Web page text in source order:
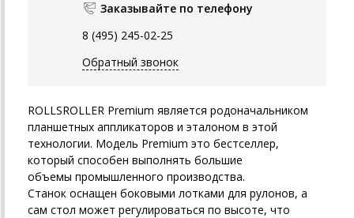
Заказывайте по телефону
8 (495) 245-02-25
Обратный звонок
ROLLSROLLER Premium является родоначальником
планшетных аппликаторов и эталоном в этой
технологии. Модель Premium это бестселлер,
который способен выполнять большие
объемы промышленного производства.
Станок оснащен боковыми лотками для рулонов, а
сам стол может регулироваться по высоте, что